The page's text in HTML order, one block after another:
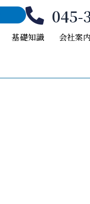
045-
基礎知識 会社案内